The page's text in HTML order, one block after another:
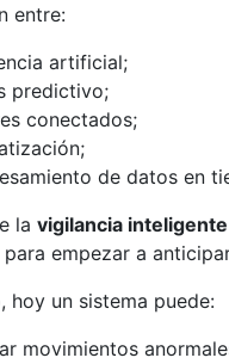
entre:
artificial;
predictivo;
conectados;
de datos en
lavigilancia inteligente
empezar a
hoy un sistema puede:
movimientos